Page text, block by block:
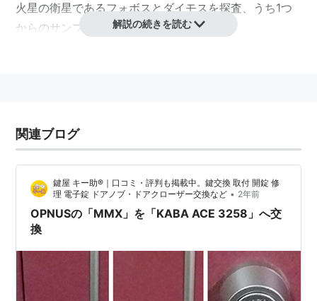
火星の衛星であるフォボスとダイモスを探査、うち1つ
からのサンプルリターンを行う。
Intel社が開発したマルチメディア向け拡張命令。
MMX Pentium(P55C)から搭載された。
ただしMMX PentiumではFPUと切り替えて使わなけれ
ばいけないことから、x87命令と併用すると効率が落ち
るという問題がある。
それとは逆にAMD K6ではMMXの並列動作が出来ない
代わり、x87命令との並列動作が可能となっている。
解説の続きを読む
関連ブログ
鍵屋 キー助®｜口コミ・評判も掲載中。鍵交換 取付 開錠 修
理 電子錠 ドアノブ・ドアクローザー交換など • 2年前
OPNUSの「MMX」を「KABA ACE 3258」へ交
換